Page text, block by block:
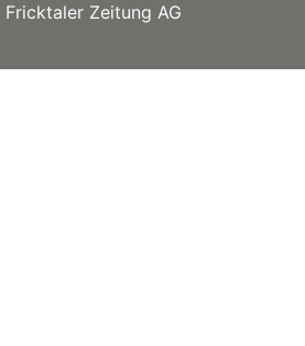
Fricktaler Zeitung AG